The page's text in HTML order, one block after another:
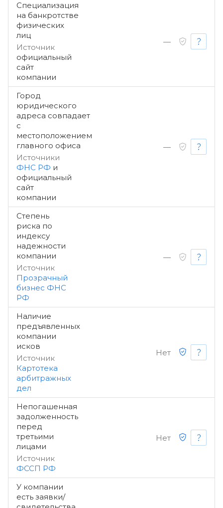
Специализация
на банкротстве
физических
лиц
Источник
официальный
сайт
компании
—
Город
юридического
адреса совпадает
с
местоположением
главного офиса
Источники
ФНС РФ и
официальный
сайт
компании
—
Степень
риска по
индексу
надежности
компании
Источник
Прозрачный
бизнес ФНС
РФ
—
Наличие
предъявленных
компании
исков
Источник
Картотека
арбитражных
дел
Нет
Непогашенная
задолженность
перед
третьими
лицами
Источник
ФССП РФ
Нет
У компании
есть заявки/